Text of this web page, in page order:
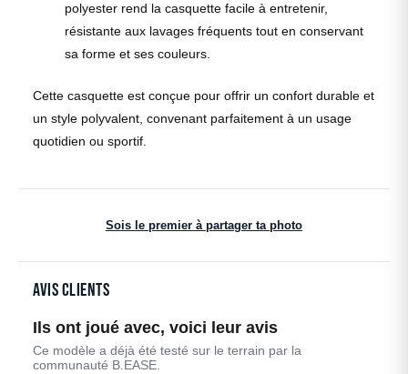
polyester rend la casquette facile à entretenir,
résistante aux lavages fréquents tout en conservant
sa forme et ses couleurs.
Cette casquette est conçue pour offrir un confort durable et
un style polyvalent, convenant parfaitement à un usage
quotidien ou sportif.
Sois le premier à partager ta photo
Avis clients
Ils ont joué avec, voici leur avis
Ce modèle a déjà été testé sur le terrain par la
communauté B.EASE.